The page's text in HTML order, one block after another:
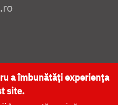
CATEDRALA NAȚIONALĂ
a îmbunătăți experiența
site.